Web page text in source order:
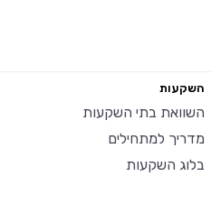
השקעות
השוואת בתי השקעות
מדריך למתחילים
בלוג השקעות